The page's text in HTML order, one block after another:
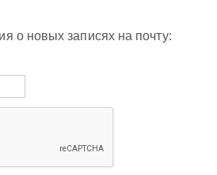
о новых записях на почту: